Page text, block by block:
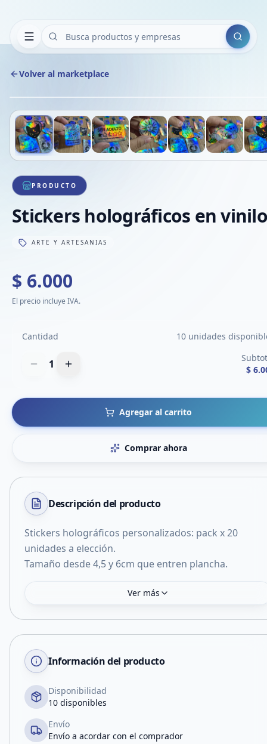
Buscar
Volver al marketplace
1/7
PRODUCTO
Stickers holográficos en vinilo
ARTE Y ARTESANIAS
$ 6.000
El precio incluye IVA.
Cantidad 10 unidades
1
$
Agregar al carrito
Comprar ahora
Descripción del producto
Stickers holográficos personalizados: pack x 20
unidades a elección.
Ver más
Información del producto
Disponibilidad
10 disponibles
Envío
Envío a acordar con el comprador